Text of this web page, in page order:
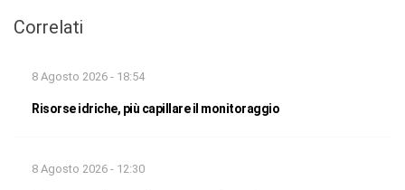
Correlati
8 Agosto 2026 - 18:54
Risorse idriche, più capillare il monitoraggio
8 Agosto 2026 - 12:30